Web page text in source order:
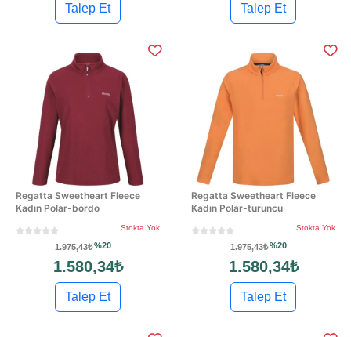
Talep Et Talep Et
Regatta Sweetheart Fleece
Kadın Polar-bordo
Stokta Yok
1.975,43₺%20
1.580,34₺
Talep Et
Regatta Sweetheart Fleece
Kadın Polar-turuncu
Stokta Yok
1.975,43₺%20
1.580,34₺
Talep Et